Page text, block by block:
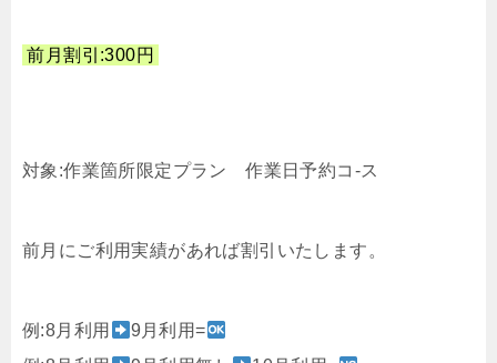
前月割引:300円
対象:作業箇所限定プラン 作業日予約コ-ス
前月にご利用実績があれば割引いたします。
例:8月利用
9月利用=